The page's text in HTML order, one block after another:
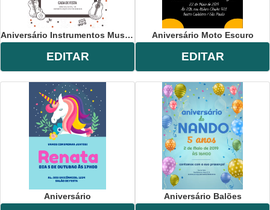
Aniversário Instrumentos Musicais
EDITAR
Aniversário Moto Escuro
EDITAR
Aniversário Aniversário Balões